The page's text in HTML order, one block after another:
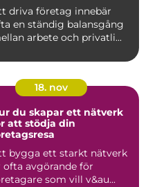
driva företag innebär
en ständig balansgång
arbete och privatli...
18. nov
du skapar ett nätverk
att stödja din
bygga ett starkt nätverk
ofta avgörande för
som vill v&au...